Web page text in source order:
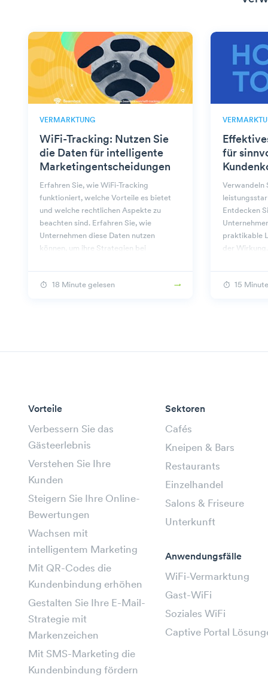
VERMARKTUNG
WiFi-Tracking: Nutzen Sie
die Daten für intelligente
Marketingentscheidungen
Erfahren Sie, wie WiFi-Tracking
funktioniert, welche Vorteile es bietet
und welche rechtlichen Aspekte zu
beachten sind. Erfahren Sie, wie
Unternehmen diese Daten nutzen
können, um ihre Strategien bei
18 Minute gelesen
für
Verwandeln
Entdecken
praktikable
der Wirkung.
15
Vorteile
Verbessern Sie das
Gästeerlebnis
Verstehen Sie Ihre
Kunden
Steigern Sie Ihre Online-
Bewertungen
Wachsen mit
intelligentem Marketing
Mit QR-Codes die
Kundenbindung erhöhen
Gestalten Sie Ihre E-Mail-
Strategie mit
Markenzeichen
Mit SMS-Marketing die
Kundenbindung fördern
Sektoren
Cafés
Kneipen & Bars
Restaurants
Einzelhandel
Salons & Friseure
Unterkunft
Anwendungsfälle
WiFi-Vermarktung
Gast-WiFi
Soziales WiFi
Captive Portal